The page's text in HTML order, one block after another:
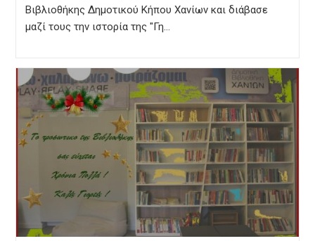
Βιβλιοθήκης Δημοτικού Κήπου Χανίων και διάβασε
μαζί τους την ιστορία της "Γη…